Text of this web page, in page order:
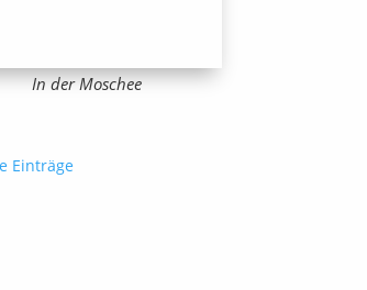
In der Moschee
Einträge